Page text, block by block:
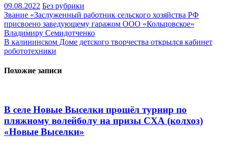
09.08.2022 Без рубрики
Навигация
по
записям
Звание «Заслуженный работник сельского хозяйства РФ
присвоено заведующему гаражом ООО «Кольцовское»
Владимиру Семидотченко
В калининском Доме детского творчества открылся кабинет
робототехники
Похожие записи
В селе Новые Выселки прошёл турнир по
пляжному волейболу на призы СХА (колхоз)
«Новые Выселки»